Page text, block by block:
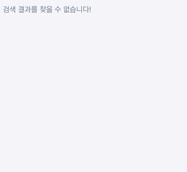
검색 결과를 찾을 수 없습니다!